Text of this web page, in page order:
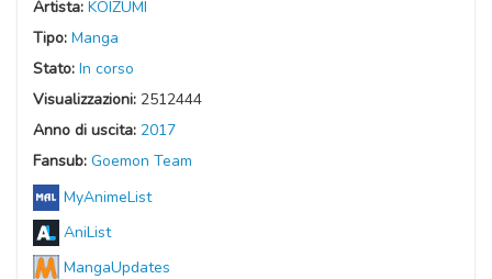
Artista: KOIZUMI
Tipo: Manga
Stato: In corso
Visualizzazioni: 2512444
Anno di uscita: 2017
Fansub: Goemon Team
MyAnimeList
AniList
MangaUpdates